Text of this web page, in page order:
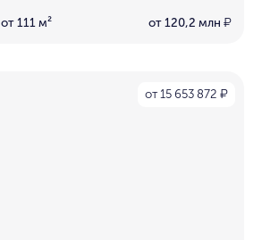
от 111 м² от 120,2 млн ₽
от 15 653 872 ₽